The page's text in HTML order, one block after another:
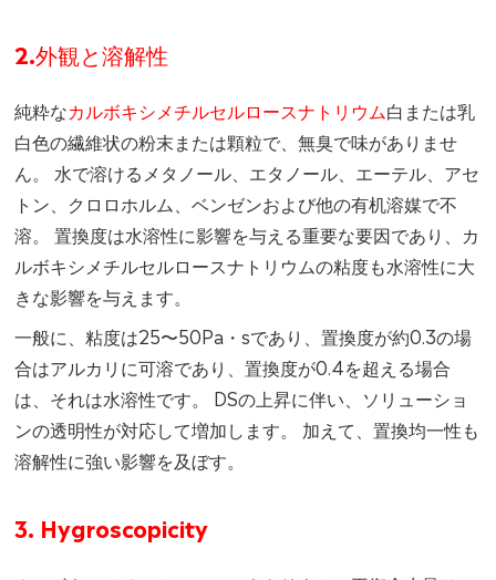
2.外観と溶解性
純粋なカルボキシメチルセルロースナトリウム白または乳
白色の繊維状の粉末または顆粒で、無臭で味がありませ
ん。 水で溶けるメタノール、エタノール、エーテル、アセ
トン、クロロホルム、ベンゼンおよび他の有机溶媒で不
溶。 置換度は水溶性に影響を与える重要な要因であり、カ
ルボキシメチルセルロースナトリウムの粘度も水溶性に大
きな影響を与えます。
一般に、粘度は25〜50Pa・sであり、置換度が約0.3の場
合はアルカリに可溶であり、置換度が0.4を超える場合
は、それは水溶性です。 DSの上昇に伴い、ソリューショ
ンの透明性が対応して増加します。 加えて、置換均一性も
溶解性に強い影響を及ぼす。
3. Hygroscopicity